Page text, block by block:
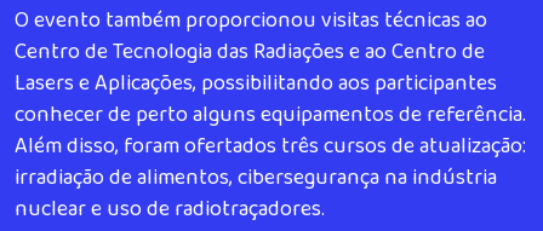
O evento também proporcionou visitas técnicas ao
Centro de Tecnologia das Radiações e ao Centro de
Lasers e Aplicações, possibilitando aos participantes
conhecer de perto alguns equipamentos de referência.
Além disso, foram ofertados três cursos de atualização:
irradiação de alimentos, cibersegurança na indústria
nuclear e uso de radiotraçadores.